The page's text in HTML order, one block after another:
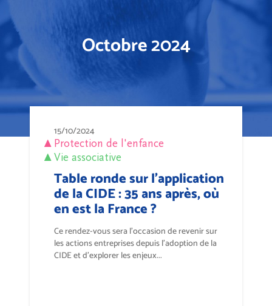
Octobre 2024
15/10/2024
Protection de l'enfance
Vie associative
Table ronde sur l'application
de la CIDE : 35 ans après, où
en est la France ?
Ce rendez-vous sera l’occasion de revenir sur
les actions entreprises depuis l’adoption de la
CIDE et d’explorer les enjeux...